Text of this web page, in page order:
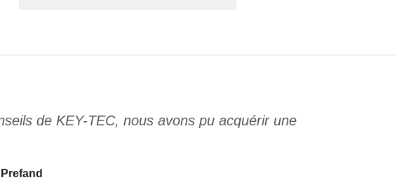
de KEY-TEC, nous avons pu acquérir une